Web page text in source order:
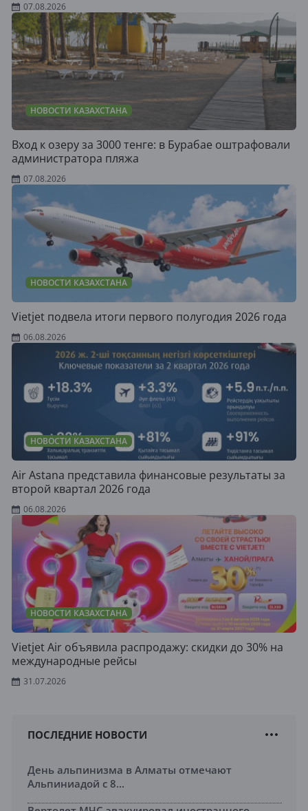
07.08.2026
НОВОСТИ КАЗАХСТАНА
Вход к озеру за 3000 тенге: в Бурабае оштрафовали
администратора пляжа
07.08.2026
НОВОСТИ КАЗАХСТАНА
Vietjet подвела итоги первого полугодия 2026 года
06.08.2026
НОВОСТИ КАЗАХСТАНА
Air Astana представила финансовые результаты за
второй квартал 2026 года
06.08.2026
НОВОСТИ КАЗАХСТАНА
Vietjet Air объявила распродажу: скидки до 30% на
международные рейсы
31.07.2026
ПОСЛЕДНИЕ НОВОСТИ
День альпинизма в Алматы отмечают
Альпиниадой с 8...